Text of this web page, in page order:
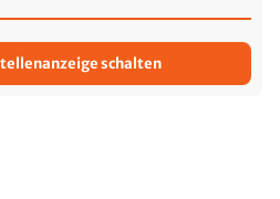
schalten